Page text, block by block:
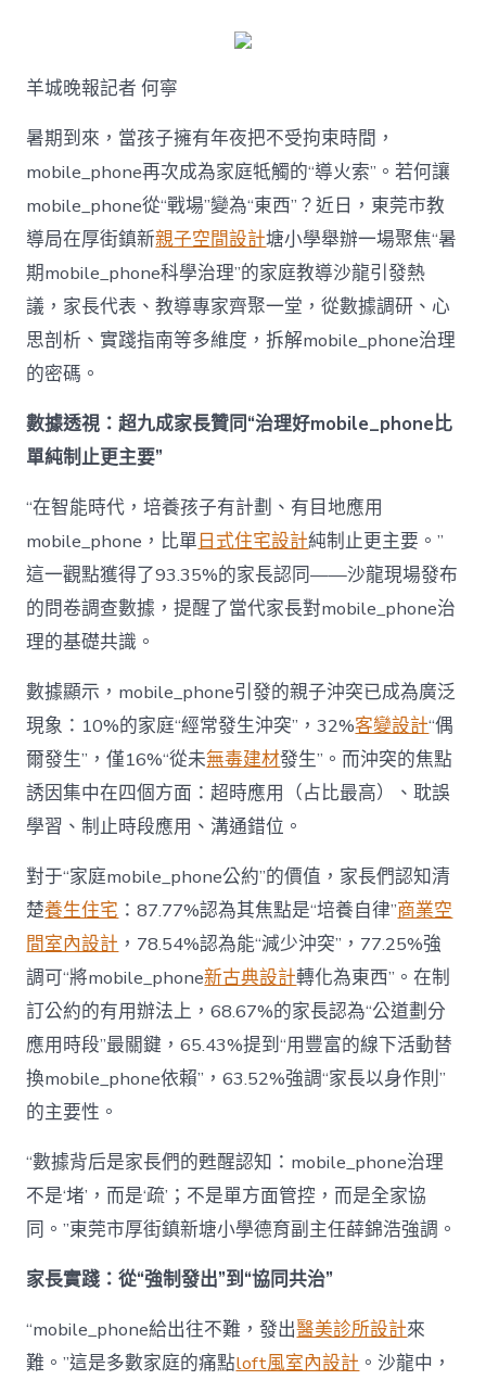
治
理
難
題？
讓
mobilJIUYI
俱
意
空
間
設
成
為
東
西”，
而
非
“家
庭
中
羊城晚報記者 何寧
暑期到來，當孩子擁有年夜把不受拘束時間，
mobile_phone再次成為家庭牴觸的“導火索”。若何讓
mobile_phone從“戰場”變為“東西”？近日，東莞市教
導局在厚街鎮新親子空間設計塘小學舉辦一場聚焦“暑
期mobile_phone科學治理”的家庭教導沙龍引發熱
議，家長代表、教導專家齊聚一堂，從數據調研、心
思剖析、實踐指南等多維度，拆解mobile_phone治理
的密碼。
數據透視：超九成家長贊同“治理好mobile_phone比
單純制止更主要”
“在智能時代，培養孩子有計劃、有目地應用
mobile_phone，比單日式住宅設計純制止更主要。”
這一觀點獲得了93.35%的家長認同——沙龍現場發布
的問卷調查數據，提醒了當代家長對mobile_phone治
理的基礎共識。
數據顯示，mobile_phone引發的親子沖突已成為廣泛
現象：10%的家庭“經常發生沖突”，32%客變設計“偶
爾發生”，僅16%“從未無毒建材發生”。而沖突的焦點
誘因集中在四個方面：超時應用（占比最高）、耽誤
學習、制止時段應用、溝通錯位。
對于“家庭mobile_phone公約”的價值，家長們認知清
楚養生住宅 ：87.77%認為其焦點是“培養自律”商業空
間室內設計 ，78.54%認為能“減少沖突”，77.25%強
調可“將mobile_phone新古典設計轉化為東西”。在制
訂公約的有用辦法上，68.67%的家長認為“公道劃分
應用時段”最關鍵，65.43%提到“用豐富的線下活動替
換mobile_phone依賴”，63.52%強調“家長以身作則”
的主要性。
“數據背后是家長們的甦醒認知：mobile_phone治理
不是‘堵’，而是‘疏’；不是單方面管控，而是全家協
同。”東莞市厚街鎮新塘小學德育副主任薛錦浩強調。
家長實踐：從“強制發出”到“協同共治”
“mobile_phone給出往不難，發出醫美診所設計來
難。”這是多數家庭的痛點loft風室內設計 。沙龍中，